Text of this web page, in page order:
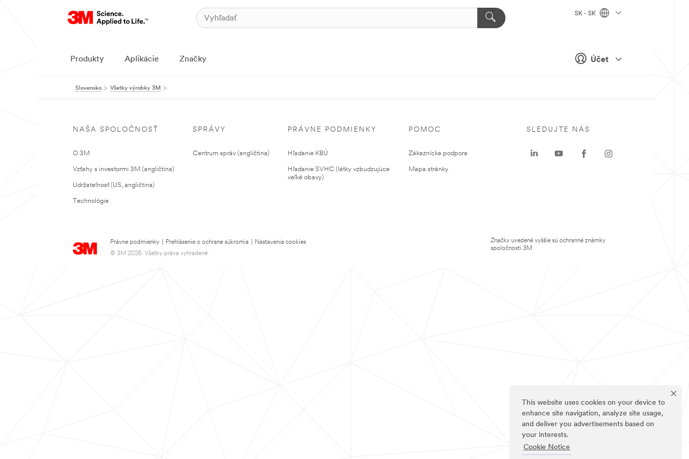
This website uses cookies on your device to
enhance site navigation, analyze site usage,
and deliver you advertisements based on
your interests.
Cookie Notice
Účet
SK - SK
Produkty Aplikácie Značky
Slovensko Všetky výrobky 3M
NAŠA SPOLOČNOSŤ
O 3M
Vzťahy s investormi 3M (angličtina)
Udržateľnosť (US, angličtina)
Technológie
SPRÁVY
Centrum správ (angličtina)
PRÁVNE PODMIENKY
Hľadanie KBÚ
Hľadanie SVHC (látky vzbudzujúce
veľké obavy)
POMOC
Zákaznícka podpora
Mapa stránky
Právne podmienky Prehlásenie o ochrane súkromia
Nastavenia cookies
© 3M 2026. Všetky práva vyhradené.
SLEDUJTE NÁS
Značky uvedené vyššie sú ochranné známky
spoločnosti 3M.